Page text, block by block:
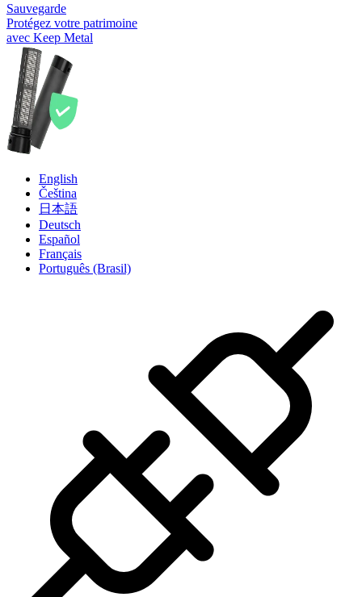
Sauvegarde
Protégez votre patrimoine
avec Keep Metal
English
Čeština
日本語
Deutsch
Español
Français
Português (Brasil)